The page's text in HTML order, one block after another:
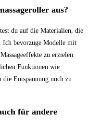
aus?
du​ auf die Materialien, die
Ich bevorzuge Modelle mit
zu erzielen.
​Funktionen‍ wie
Entspannung noch zu
für⁣ andere‍